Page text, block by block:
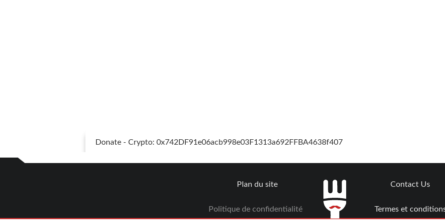
Donate - Crypto: 0x742DF91e06acb998e03F1313a692FFBA4638f407
Plan du site
Politique de confidentialité
Contact Us
Termes et